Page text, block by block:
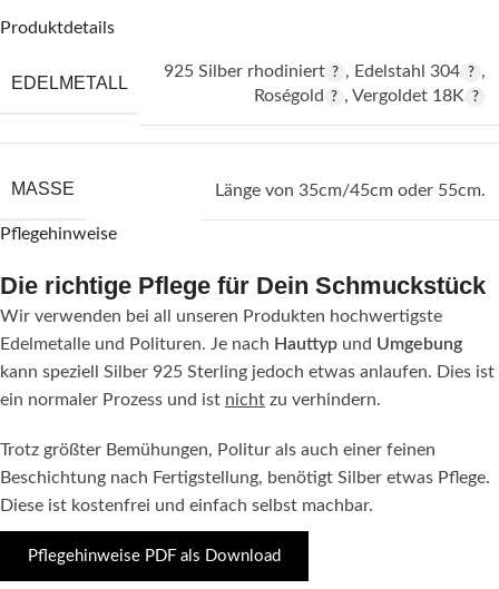
Produktdetails
EDELMETALL
925 Silber rhodiniert , Edelstahl 304
,
Roségold
,Vergoldet 18K
MASSE Länge von 35cm/45cm oder 55cm.
Pflegehinweise
Die richtige Pflege für Dein Schmuckstück
Wir verwenden bei all unseren Produkten hochwertigste
Edelmetalle und Polituren. Je nach Hauttyp und Umgebung
kann speziell Silber 925 Sterling jedoch etwas anlaufen. Dies ist
ein normaler Prozess und ist nicht zu verhindern.
Trotz größter Bemühungen, Politur als auch einer feinen
Beschichtung nach Fertigstellung, benötigt Silber etwas Pflege.
Diese ist kostenfrei und einfach selbst machbar.
Pflegehinweise PDF als Download